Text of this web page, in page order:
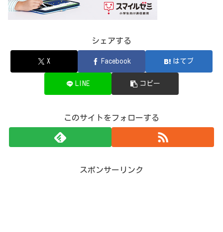
シェアする
X Facebook はてブ
LINE コピー
このサイトをフォローする
スポンサーリンク